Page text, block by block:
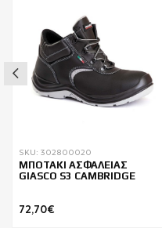
SKU: 302800020
ΜΠΟΤΑΚΙ ΑΣΦΑΛΕΙΑΣ
GIASCO S3 CAMBRIDGE
72,70€